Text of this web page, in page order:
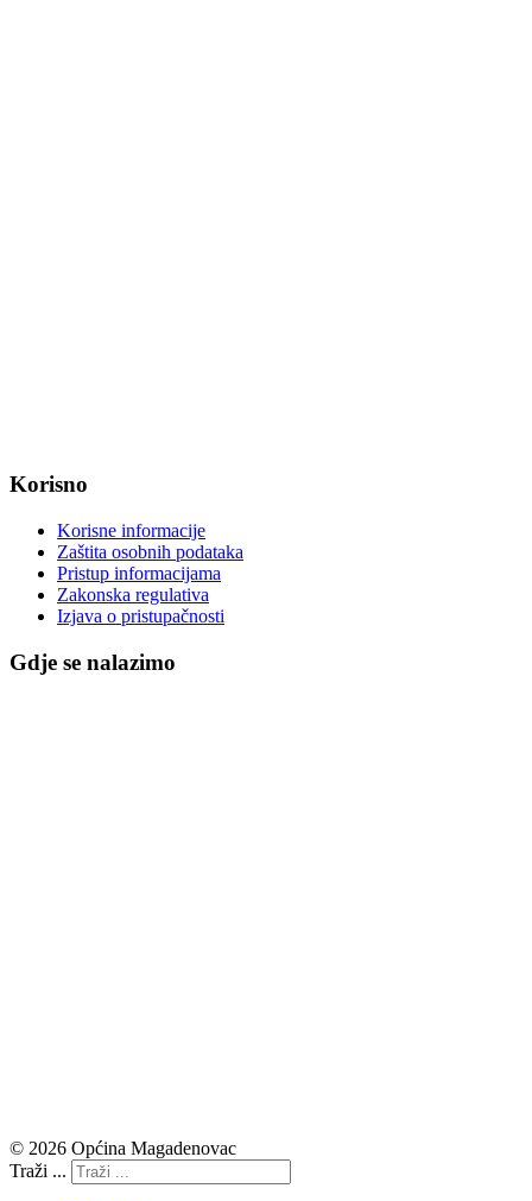
Korisno
Korisne informacije
Zaštita osobnih podataka
Pristup informacijama
Zakonska regulativa
Izjava o pristupačnosti
Gdje se nalazimo
© 2026 Općina Magadenovac
Traži ...